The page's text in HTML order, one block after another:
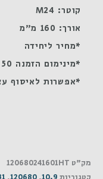
קוטר: M24
אורך: 160 מ"מ
*מחיר ליחידה
*מינימום הזמנה 50 שקלים
*אפשרות לאיסוף
מק"ט 120680241601HT